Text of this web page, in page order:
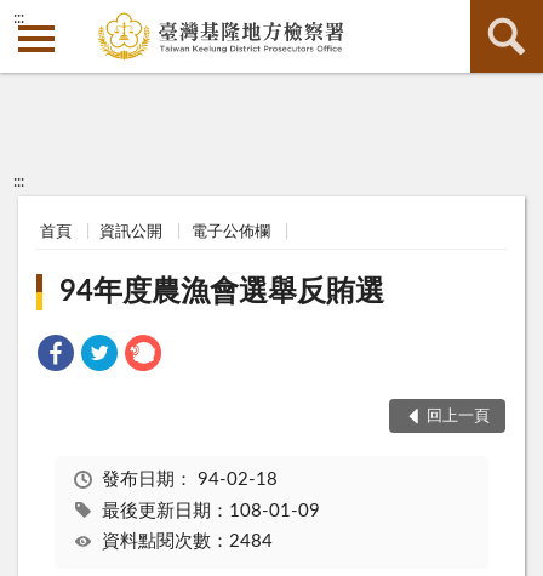
:::
:::
首頁 資訊公開 電子公佈欄
94年度農漁會選舉反賄選
回上一頁
發布日期： 94-02-18
最後更新日期：108-01-09
資料點閱次數：2484